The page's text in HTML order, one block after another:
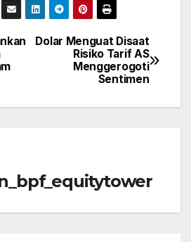
Dolar Menguat Disaat
Risiko Tarif AS
Menggerogoti
Sentimen